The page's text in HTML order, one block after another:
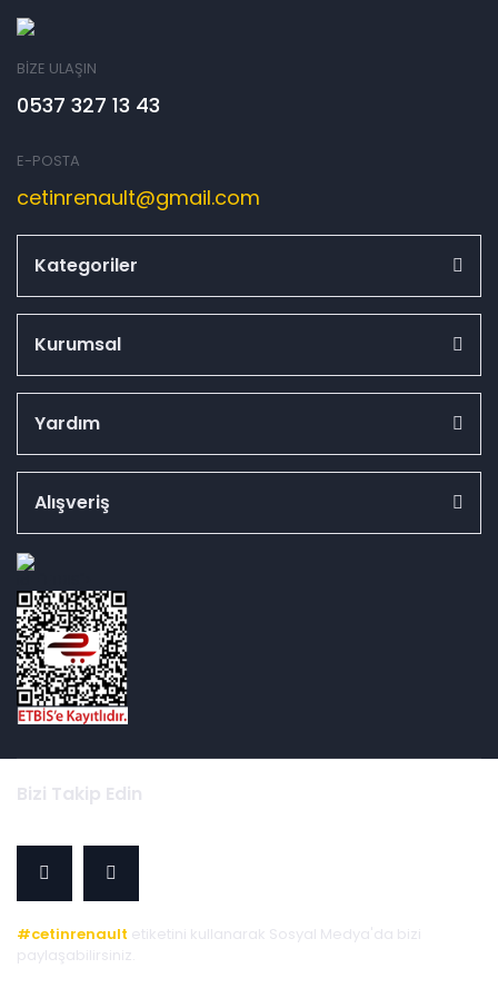
BİZE ULAŞIN
0537 327 13 43
E-POSTA
cetinrenault@gmail.com
Kategoriler
Kurumsal
Yardım
Alışveriş
Bizi Takip Edin
#cetinrenault etiketini kullanarak Sosyal Medya'da bizi
paylaşabilirsiniz.